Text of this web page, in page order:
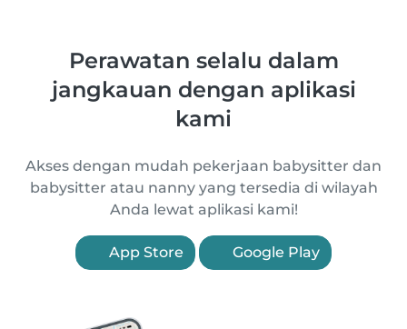
Perawatan selalu dalam
jangkauan dengan aplikasi
kami
Akses dengan mudah pekerjaan babysitter dan
babysitter atau nanny yang tersedia di wilayah
Anda lewat aplikasi kami!
App Store Google Play